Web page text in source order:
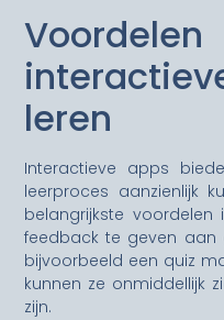
leren
Interactieve apps
leerproces aanzienlijk
belangrijkste
feedback te geven aan
bijvoorbeeld een quiz
kunnen ze onmiddellijk
zijn.